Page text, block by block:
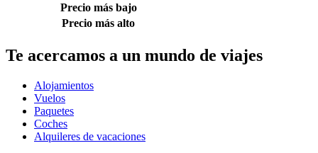
Precio más bajo
Precio más alto
Te acercamos a un mundo de viajes
Alojamientos
Vuelos
Paquetes
Coches
Alquileres de vacaciones